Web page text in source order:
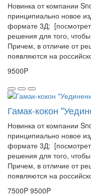
Новинка от компании
принципиально новое
формате 3Д:
решения для того,
Причем, в отличие от
появляются на
9500P
Гамак-кокон
Новинка от компании
принципиально новое
формате 3Д:
решения для того,
Причем, в отличие от
появляются на
7500P 9500P